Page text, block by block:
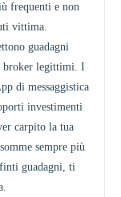
frequenti e non
vittima.
guadagni
broker legittimi. I
di messaggistica
investimenti
carpito la tua
sempre più
guadagni, ti